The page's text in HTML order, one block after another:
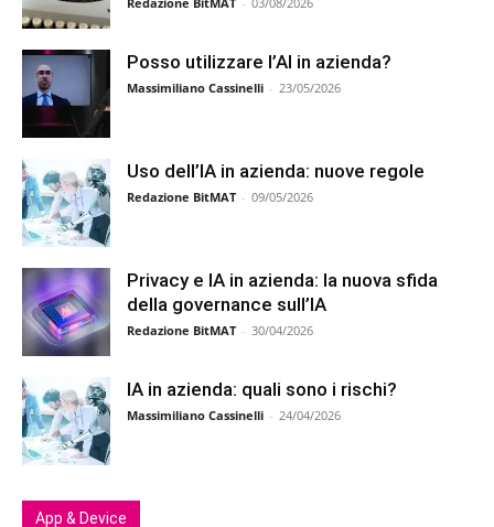
Posso utilizzare l’AI in azienda?
Massimiliano Cassinelli - 23/05/2026
Uso dell’IA in azienda: nuove regole
Redazione BitMAT - 09/05/2026
Privacy e IA in azienda: la nuova sfida
della governance sull’IA
Redazione BitMAT - 30/04/2026
IA in azienda: quali sono i rischi?
Massimiliano Cassinelli - 24/04/2026
App & Device